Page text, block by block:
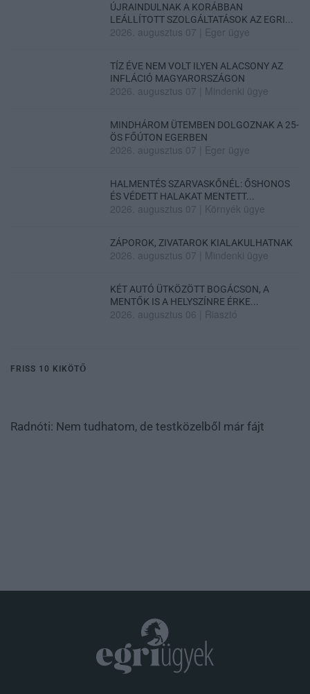
ÚJRAINDULNAK A KORÁBBAN
LEÁLLÍTOTT SZOLGÁLTATÁSOK AZ EGRI...
2026. augusztus 07 Eger ügye
TÍZ ÉVE NEM VOLT ILYEN ALACSONY AZ
INFLÁCIÓ MAGYARORSZÁGON
2026. augusztus 07 Mindenki ügye
MINDHÁROM ÜTEMBEN DOLGOZNAK A 25-
ÖS FŐÚTON EGERBEN
2026. augusztus 07 Eger ügye
HALMENTÉS SZARVASKŐNÉL: ŐSHONOS
ÉS VÉDETT HALAKAT MENTETT...
2026. augusztus 07 Környék ügye
ZÁPOROK, ZIVATAROK KIALAKULHATNAK
2026. augusztus 07 Mindenki ügye
KÉT AUTÓ ÜTKÖZÖTT BOGÁCSON, A
MENTŐK IS A HELYSZÍNRE ÉRKE...
2026. augusztus 06 Riasztó
FRISS 10 KIKÖTŐ
Radnóti: Nem tudhatom, de testközelből már fájt